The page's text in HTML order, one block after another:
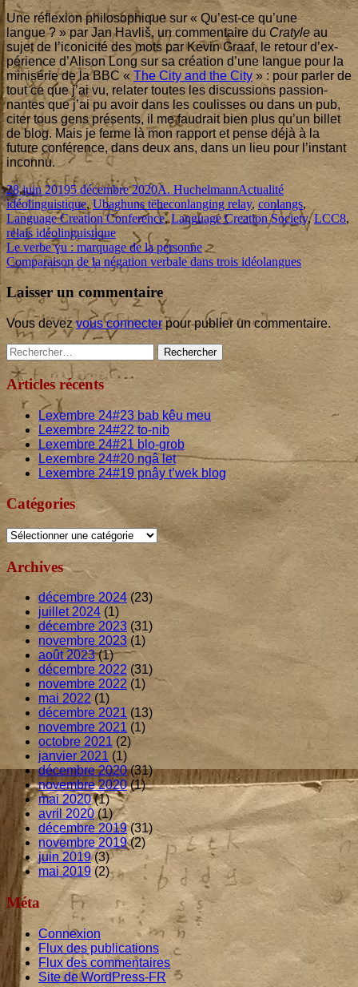
Une réflexion phi­lo­so­phique sur « Qu’est-ce qu’une
langue ? » par Jan Hav­liš, un com­men­taire du Cra­tyle au
sujet de l’i­co­ni­ci­té des mots par Kevin Graaf, le retour d’ex­
pé­rience d’A­li­son Long sur sa créa­tion d’une langue pour la
mini­sé­rie de la BBC « The City and the City » : pour par­ler de
tout ce que j’ai vu, rela­ter toutes les dis­cus­sions pas­sion­
nantes que j’ai pu avoir dans les cou­lisses ou dans un pub,
citer tous gens pré­sents, il me fau­drait bien plus qu’un billet
de blog. Mais je ferme là mon rap­port et pense déjà à la
future confé­rence, dans deux ans, dans un lieu pour l’ins­tant
inconnu.
Published
on
28 juin 20195 décembre 2020Author
A. HuchelmannCategories
Actualité
idéolinguistique, Ubaghuns tëheTags
conlanging relay, conlangs,
Language Creation Conference,Language Creation Society,LCC8,
relais idéolinguistique
Navigation
de
l’article
Previous
article:
Le verbe ɣu : marquage de la personne
Next
article:
Comparaison de la négation verbale dans trois idéolangues
Laisser un commentaire
Vous devezvous connecterpour publier un commentaire.
Main
Sidebar
Rechercher :
Articles récents
Lexembre24#23bab kêu meu
Lexembre 24#22to-nib
Lexembre 24#21 blo-grob
Lexembre24#20ngâ let
Lexembre24#19 pnây t’wek blog
Catégories
Catégories
Archives
décembre 2024 (23)
juillet 2024 (1)
décembre 2023 (31)
novembre 2023(1)
août 2023(1)
décembre 2022 (31)
novembre 2022 (1)
mai 2022 (1)
décembre 2021(13)
novembre 2021 (1)
octobre 2021 (2)
janvier 2021 (1)
décembre 2020(31)
novembre 2020(1)
mai 2020(1)
avril 2020(1)
décembre 2019(31)
novembre 2019(2)
juin 2019(3)
mai 2019 (2)
Méta
Connexion
Flux des publications
Flux des commentaires
Site de WordPress-FR